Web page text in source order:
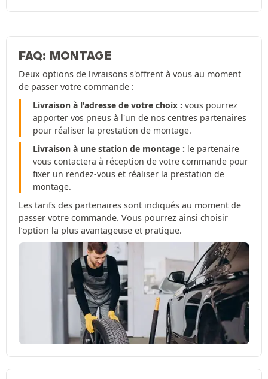
FAQ: MONTAGE
Deux options de livraisons s'offrent à vous au moment
de passer votre commande :
Livraison à l'adresse de votre choix : vous pourrez
apporter vos pneus à l'un de nos centres partenaires
pour réaliser la prestation de montage.
Livraison à une station de montage : le partenaire
vous contactera à réception de votre commande pour
fixer un rendez-vous et réaliser la prestation de
montage.
Les tarifs des partenaires sont indiqués au moment de
passer votre commande. Vous pourrez ainsi choisir
l’option la plus avantageuse et pratique.